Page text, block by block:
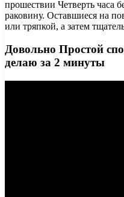
прошествии Четверть часа
раковину. Оставшиеся на
или тряпкой, а затем
Довольно Простой
делаю за 2 минуты